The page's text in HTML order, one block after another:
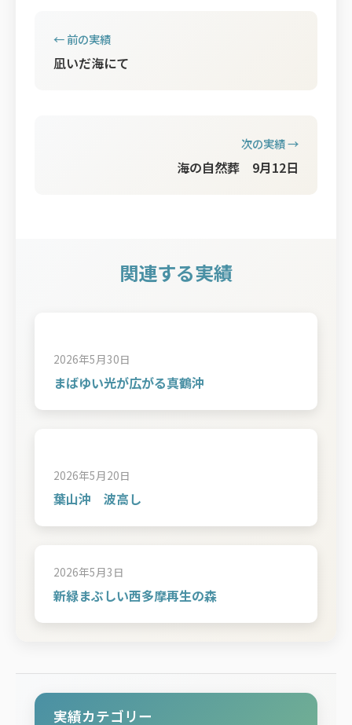
← 前の実績
凪いだ海にて
次の実績 →
海の自然葬 9月12日
関連する実績
2026年5月30日
まばゆい光が広がる真鶴沖
2026年5月20日
葉山沖 波高し
2026年5月3日
新緑まぶしい西多摩再生の森
実績カテゴリー